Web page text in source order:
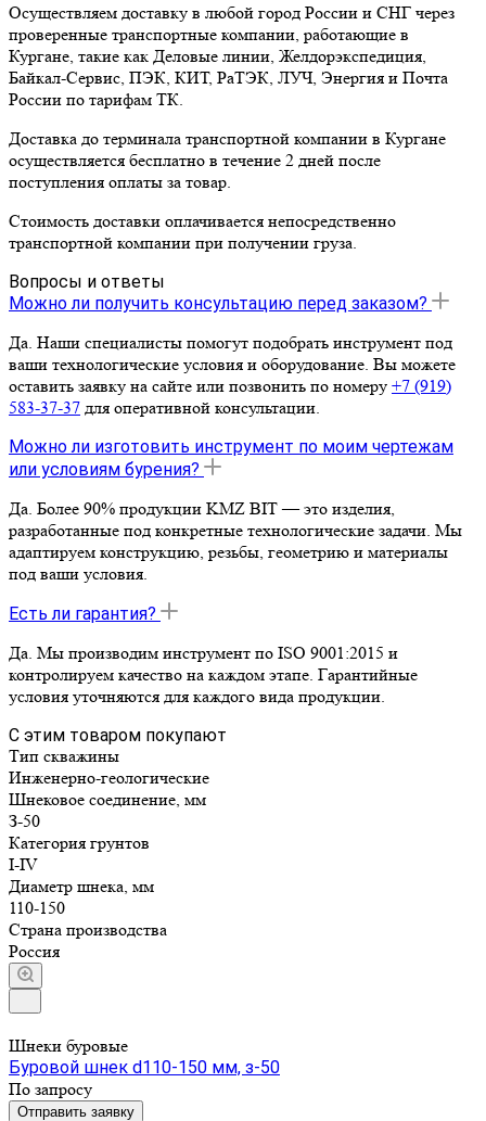
Осуществляем доставку в любой город России и СНГ через
проверенные транспортные компании, работающие в
Кургане, такие как Деловые линии, Желдорэкспедиция,
Байкал-Сервис, ПЭК, КИТ, РаТЭК, ЛУЧ, Энергия и Почта
России по тарифам ТК.
Доставка до терминала транспортной компании в Кургане
осуществляется бесплатно в течение 2 дней после
поступления оплаты за товар.
Стоимость доставки оплачивается непосредственно
транспортной компании при получении груза.
Вопросы и ответы
Можно ли получить консультацию перед заказом?
Да. Наши специалисты помогут подобрать инструмент под
ваши технологические условия и оборудование. Вы можете
оставить заявку на сайте или позвонить по номеру +7 (919)
583-37-37 для оперативной консультации.
Можно ли изготовить инструмент по моим чертежам
или условиям бурения?
Да. Более 90% продукции KMZ BIT — это изделия,
разработанные под конкретные технологические задачи. Мы
адаптируем конструкцию, резьбы, геометрию и материалы
под ваши условия.
Есть ли гарантия?
Да. Мы производим инструмент по ISO 9001:2015 и
контролируем качество на каждом этапе. Гарантийные
условия уточняются для каждого вида продукции.
С этим товаром покупают
Тип скважины
Инженерно-геологические
Шнековое соединение, мм
З-50
Категория грунтов
I-IV
Диаметр шнека, мм
110-150
Страна производства
Россия
Шнеки буровые
Буровой шнек d110-150 мм, з-50
По запросу
Отправить заявку